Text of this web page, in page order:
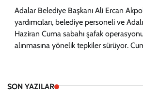
Adalar Belediye Başkanı Ali Ercan
yardımcıları, belediye personeli ve
Haziran Cuma sabahı şafak
alınmasına yönelik tepkiler sürüyor.
SON YAZILAR